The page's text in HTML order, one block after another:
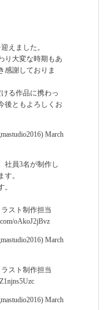
えました。
り大変な時期もあ
感謝しておりま
る作品に携わっ
後ともよろしくお
March
社員3名が制作し
。
スト制作担当
oAkoJ2jBvz
March
スト制作担当
March